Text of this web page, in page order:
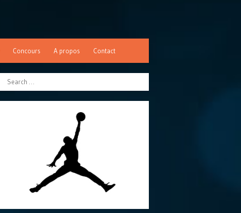
Concours A propos Contact